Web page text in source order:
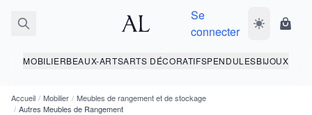
Se
connecter
Basculer le
MOBILIERBEAUX-ARTSARTS DÉCORATIFSPENDULESBIJOUX
Accueil / Mobilier / Meubles de rangement et de stockage
/ Autres Meubles de Rangement